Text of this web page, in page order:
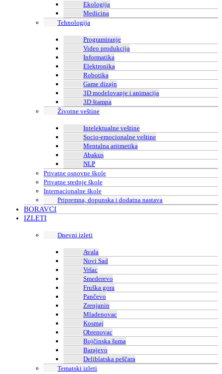
Ekologija
Medicina
Tehnologija
Programiranje
Video produkcija
Informatika
Elektronika
Robotika
Game dizajn
3D modelovanje i animacija
3D štampa
Životne veštine
Intelektualne veštine
Socio-emocionalne veštine
Mentalna aritmetika
Abakus
NLP
Privatne osnovne škole
Privatne srednje škole
Internacionalne škole
Pripremna, dopunska i dodatna nastava
BORAVCI
IZLETI
Dnevni izleti
Avala
Novi Sad
Vršac
Smederevo
Fruška gora
Pančevo
Zrenjanin
Mladenovac
Kosmaj
Obrenovac
Bojčinska šuma
Barajevo
Deliblatska peščara
Tematski izleti